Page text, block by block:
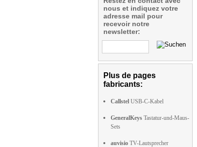
nous et indiquez votre
adresse mail pour
recevoir notre
newsletter:
Plus de pages
fabricants:
Callstel USB-C-Kabel
GeneralKeys Tastatur-und-Maus-
Sets
auvisio TV-Lautsprecher